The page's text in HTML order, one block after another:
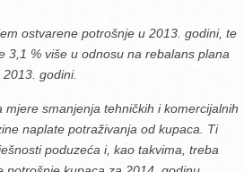
ostvarene potrošnje u 2013. godini, te
3,1 % više u odnosu na rebalans plana
godini.
smanjenja tehničkih i komercijalnih
naplate potraživanja od kupaca. Ti
poduzeća i, kao takvima, treba